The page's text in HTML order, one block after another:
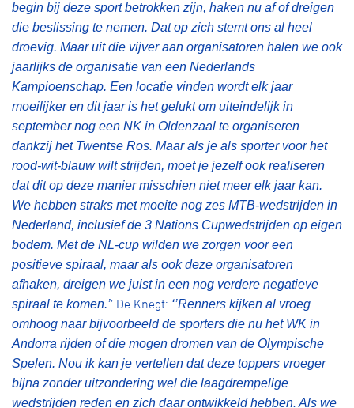
begin bij deze sport betrokken zijn, haken nu af of dreigen
die beslissing te nemen. Dat op zich stemt ons al heel
droevig. Maar uit die vijver aan organisatoren halen we ook
jaarlijks de organisatie van een Nederlands
Kampioenschap. Een locatie vinden wordt elk jaar
moeilijker en dit jaar is het gelukt om uiteindelijk in
september nog een NK in Oldenzaal te organiseren
dankzij het Twentse Ros. Maar als je als sporter voor het
rood-wit-blauw wilt strijden, moet je jezelf ook realiseren
dat dit op deze manier misschien niet meer elk jaar kan.
We hebben straks met moeite nog zes MTB-wedstrijden in
Nederland, inclusief de 3 Nations Cupwedstrijden op eigen
bodem. Met de NL-cup wilden we zorgen voor een
positieve spiraal, maar als ook deze organisatoren
afhaken, dreigen we juist in een nog verdere negatieve
spiraal te komen.’’ De Knegt: ‘’Renners kijken al vroeg
omhoog naar bijvoorbeeld de sporters die nu het WK in
Andorra rijden of die mogen dromen van de Olympische
Spelen. Nou ik kan je vertellen dat deze toppers vroeger
bijna zonder uitzondering wel die laagdrempelige
wedstrijden reden en zich daar ontwikkeld hebben. Als we